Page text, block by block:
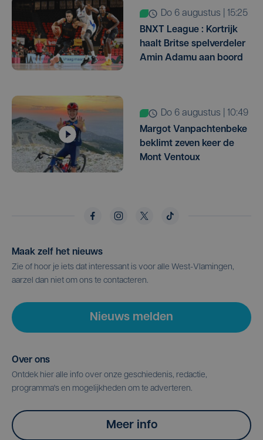
do 6 augustus | 15:25
BNXT League : Kortrijk
haalt Britse spelverdeler
Amin Adamu aan boord
do 6 augustus | 10:49
Margot Vanpachtenbeke
beklimt zeven keer de
Mont Ventoux
Maak zelf het nieuws
Zie of hoor je iets dat interessant is voor alle West-Vlamingen,
aarzel dan niet om ons te contacteren.
Nieuws melden
Over ons
Ontdek hier alle info over onze geschiedenis, redactie,
programma's en mogelijkheden om te adverteren.
Meer info